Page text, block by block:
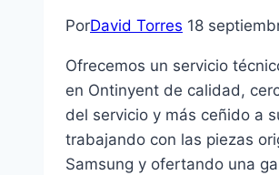
PorDavid Torres 18
Ofrecemos un servicio
en Ontinyent de calidad,
del servicio y más ceñido a
trabajando con las piezas
Samsung y ofertando una